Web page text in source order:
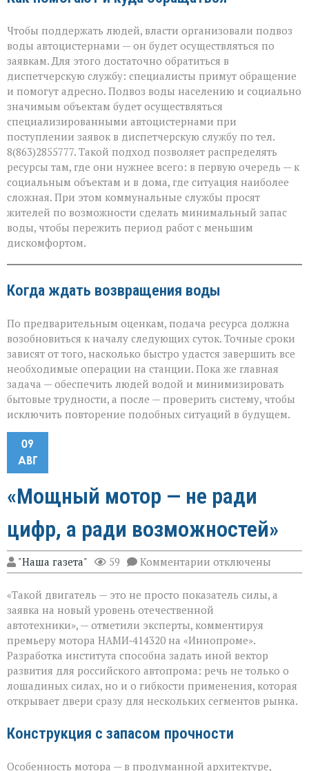
Чтобы поддержать людей, власти организовали подвоз
воды автоцистернами — он будет осуществляться по
заявкам. Для этого достаточно обратиться в
диспетчерскую службу: специалисты примут обращение
и помогут адресно. Подвоз воды населению и социально
значимым объектам будет осуществляться
специализированными автоцистернами при
поступлении заявок в диспетчерскую службу по тел.
8(863)2855777. Такой подход позволяет распределять
ресурсы там, где они нужнее всего: в первую очередь — к
социальным объектам и в дома, где ситуация наиболее
сложная. При этом коммунальные службы просят
жителей по возможности сделать минимальный запас
воды, чтобы пережить период работ с меньшим
дискомфортом.
Когда ждать возвращения воды
По предварительным оценкам, подача ресурса должна
возобновиться к началу следующих суток. Точные сроки
зависят от того, насколько быстро удастся завершить все
необходимые операции на станции. Пока же главная
задача — обеспечить людей водой и минимизировать
бытовые трудности, а после — проверить систему, чтобы
исключить повторение подобных ситуаций в будущем.
09
АВГ
«Мощный мотор — не ради
цифр, а ради возможностей»
"Наша газета" 59 Комментарии к
записи
мотор — не
ради
а
ради
возможностей»
отключены
«Такой двигатель — это не просто показатель силы, а
заявка на новый уровень отечественной
автотехники», — отметили эксперты, комментируя
премьеру мотора НАМИ‑414320 на «Иннопроме».
Разработка института способна задать иной вектор
развития для российского автопрома: речь не только о
лошадиных силах, но и о гибкости применения, которая
открывает двери сразу для нескольких сегментов рынка.
Конструкция с запасом прочности
Особенность мотора — в продуманной архитектуре,